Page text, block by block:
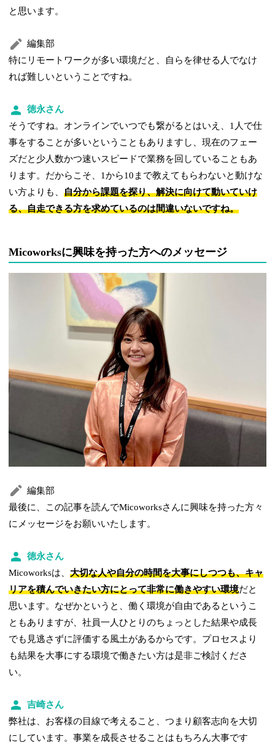
と思います。
編集部
特にリモートワークが多い環境だと、自らを律せる人でなけ
れば難しいということですね。
徳永さん
そうですね。オンラインでいつでも繋がるとはいえ、1人で仕
事をすることが多いということもありますし、現在のフェー
ズだと少人数かつ速いスピードで業務を回していることもあ
ります。だからこそ、1から10まで教えてもらわないと動けな
い方よりも、自分から課題を探り、解決に向けて動いていけ
る、自走できる方を求めているのは間違いないですね。
Micoworksに興味を持った方へのメッセージ
編集部
最後に、この記事を読んでMicoworksさんに興味を持った方々
にメッセージをお願いいたします。
徳永さん
Micoworksは、大切な人や自分の時間を大事にしつつも、キャ
リアを積んでいきたい方にとって非常に働きやすい環境だと
思います。なぜかというと、働く環境が自由であるというこ
ともありますが、社員一人ひとりのちょっとした結果や成長
でも見逃さずに評価する風土があるからです。プロセスより
も結果を大事にする環境で働きたい方は是非ご検討くださ
い。
吉崎さん
弊社は、お客様の目線で考えること、つまり顧客志向を大切
にしています。事業を成長させることはもちろん大事です